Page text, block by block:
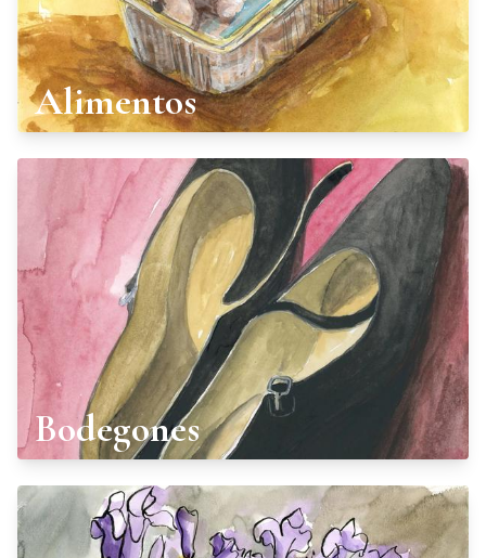
Alimentos
Bodegones